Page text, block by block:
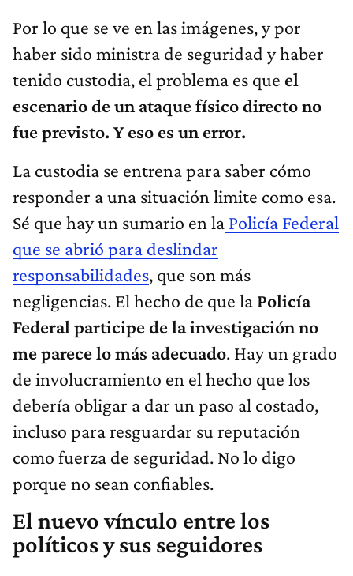
Por lo que se ve en las imágenes, y por
haber sido ministra de seguridad y haber
tenido custodia, el problema es que el
escenario de un ataque físico directo no
fue previsto. Y eso es un error.
La custodia se entrena para saber cómo
responder a una situación limite como esa.
Sé que hay un sumario en la Policía Federal
que se abrió para deslindar
responsabilidades, que son más
negligencias. El hecho de que la Policía
Federal participe de la investigación no
me parece lo más adecuado. Hay un grado
de involucramiento en el hecho que los
debería obligar a dar un paso al costado,
incluso para resguardar su reputación
como fuerza de seguridad. No lo digo
porque no sean confiables.
El nuevo vínculo entre los
políticos y sus seguidores